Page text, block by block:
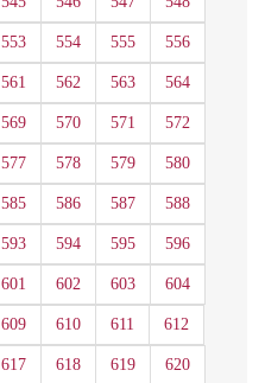
553 554 555 556
561 562 563 564
569 570 571 572
577 578 579 580
585 586 587 588
593 594 595 596
601 602 603 604
609 610 611 612
617 618 619 620